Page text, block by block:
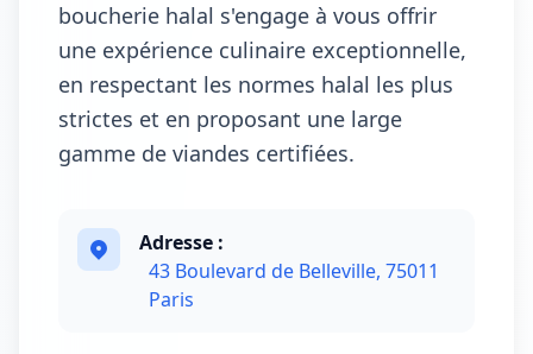
boucherie halal s'engage à vous offrir
une expérience culinaire exceptionnelle,
en respectant les normes halal les plus
strictes et en proposant une large
gamme de viandes certifiées.
Adresse :
43 Boulevard de Belleville, 75011
Paris